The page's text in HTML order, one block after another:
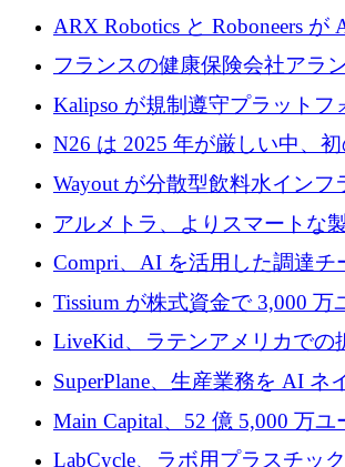
導スタートアップ支援で初の
ARX Robotics と Roboneers が
を設立し、無人地上車両の生
フランスの健康保険会社アラ
ユーロの資金調達ラウンドで合
Kalipso が規制遵守プラットフ
るために 320 万ドルを調達
N26 は 2025 年が厳しい中、
達成
Wayout が分散型飲料水インフ
プラットフォームを拡張する
ーロを調達
アルメトラ、よりスマートな
ためにシリーズ A で 1,630 万
Compri、AI を活用した調達チ
320 万ユーロを確保
Tissium が株式資金で 3,000 万
3,000 万ユーロを調達
LiveKid、ラテンアメリカでの
Aldea を買収
SuperPlane、生産業務を AI ネ
クフロー層に変えるために 260
Main Capital、52 億 5,000 万
でエンタープライズ ソフトウ
LabCycle、ラボ用プラスチッ